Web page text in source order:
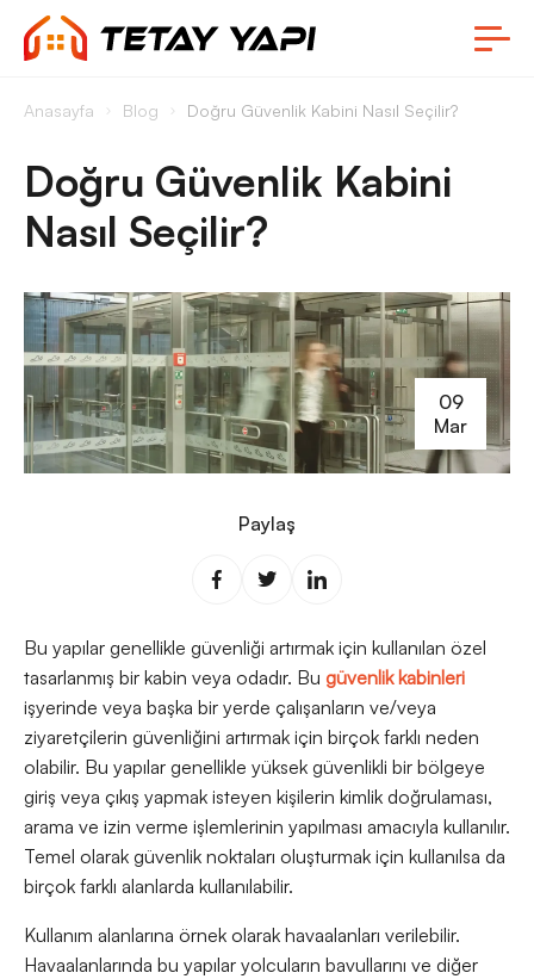
Anasayfa Blog Doğru Güvenlik Kabini Nasıl Seçilir?
Doğru Güvenlik Kabini
Nasıl Seçilir?
09
Mar
Paylaş
Bu yapılar genellikle güvenliği artırmak için kullanılan özel
tasarlanmış bir kabin veya odadır. Bu güvenlik kabinleri
işyerinde veya başka bir yerde çalışanların ve/veya
ziyaretçilerin güvenliğini artırmak için birçok farklı neden
olabilir. Bu yapılar genellikle yüksek güvenlikli bir bölgeye
giriş veya çıkış yapmak isteyen kişilerin kimlik doğrulaması,
arama ve izin verme işlemlerinin yapılması amacıyla kullanılır.
Temel olarak güvenlik noktaları oluşturmak için kullanılsa da
birçok farklı alanlarda kullanılabilir.
Kullanım alanlarına örnek olarak havaalanları verilebilir.
Havaalanlarında bu yapılar yolcuların bavullarını ve diğer